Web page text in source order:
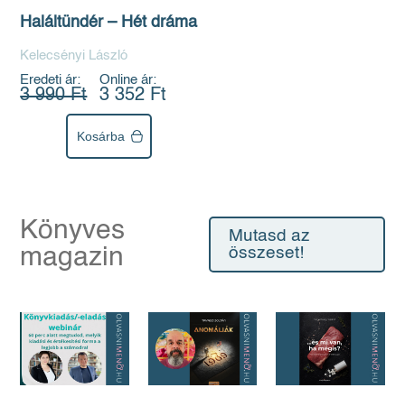
Haláltündér – Hét dráma
Kelecsényi László
Eredeti ár:
3 990 Ft
Online ár:
3 352 Ft
Kosárba
Könyves
magazin
Mutasd az
összeset!